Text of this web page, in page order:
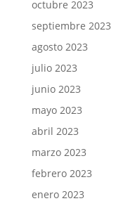
octubre 2023
septiembre 2023
agosto 2023
julio 2023
junio 2023
mayo 2023
abril 2023
marzo 2023
febrero 2023
enero 2023